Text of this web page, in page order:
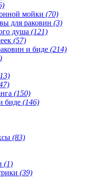
мойки (70)
для раковин (3)
душа (121)
(57)
и биде (214)
(150)
биде (146)
(83)
(1)
(39)